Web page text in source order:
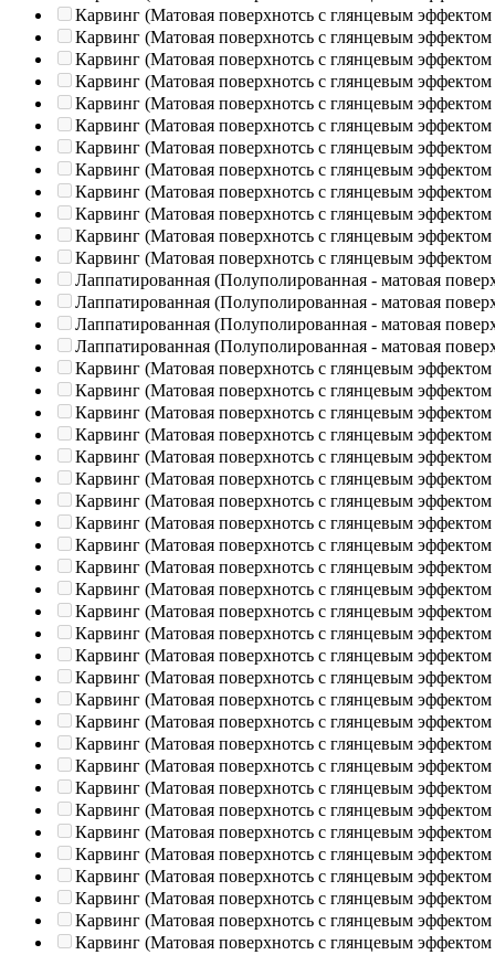
Карвинг (Матовая поверхнотсь с глянцевым эффектом
Карвинг (Матовая поверхнотсь с глянцевым эффектом
Карвинг (Матовая поверхнотсь с глянцевым эффектом
Карвинг (Матовая поверхнотсь с глянцевым эффектом
Карвинг (Матовая поверхнотсь с глянцевым эффектом
Карвинг (Матовая поверхнотсь с глянцевым эффектом
Карвинг (Матовая поверхнотсь с глянцевым эффектом
Карвинг (Матовая поверхнотсь с глянцевым эффектом
Карвинг (Матовая поверхнотсь с глянцевым эффектом
Карвинг (Матовая поверхнотсь с глянцевым эффектом
Карвинг (Матовая поверхнотсь с глянцевым эффектом
Карвинг (Матовая поверхнотсь с глянцевым эффектом
Лаппатированная (Полуполированная - матовая
Лаппатированная (Полуполированная - матовая
Лаппатированная (Полуполированная - матовая
Лаппатированная (Полуполированная - матовая
Карвинг (Матовая поверхнотсь с глянцевым эффектом
Карвинг (Матовая поверхнотсь с глянцевым эффектом
Карвинг (Матовая поверхнотсь с глянцевым эффектом
Карвинг (Матовая поверхнотсь с глянцевым эффектом
Карвинг (Матовая поверхнотсь с глянцевым эффектом
Карвинг (Матовая поверхнотсь с глянцевым эффектом
Карвинг (Матовая поверхнотсь с глянцевым эффектом
Карвинг (Матовая поверхнотсь с глянцевым эффектом
Карвинг (Матовая поверхнотсь с глянцевым эффектом
Карвинг (Матовая поверхнотсь с глянцевым эффектом
Карвинг (Матовая поверхнотсь с глянцевым эффектом
Карвинг (Матовая поверхнотсь с глянцевым эффектом
Карвинг (Матовая поверхнотсь с глянцевым эффектом
Карвинг (Матовая поверхнотсь с глянцевым эффектом
Карвинг (Матовая поверхнотсь с глянцевым эффектом
Карвинг (Матовая поверхнотсь с глянцевым эффектом
Карвинг (Матовая поверхнотсь с глянцевым эффектом
Карвинг (Матовая поверхнотсь с глянцевым эффектом
Карвинг (Матовая поверхнотсь с глянцевым эффектом
Карвинг (Матовая поверхнотсь с глянцевым эффектом
Карвинг (Матовая поверхнотсь с глянцевым эффектом
Карвинг (Матовая поверхнотсь с глянцевым эффектом
Карвинг (Матовая поверхнотсь с глянцевым эффектом
Карвинг (Матовая поверхнотсь с глянцевым эффектом
Карвинг (Матовая поверхнотсь с глянцевым эффектом
Карвинг (Матовая поверхнотсь с глянцевым эффектом
Карвинг (Матовая поверхнотсь с глянцевым эффектом